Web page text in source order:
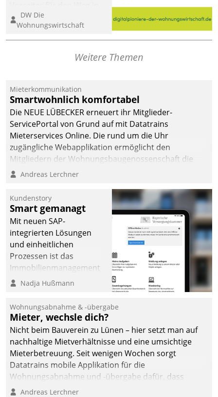
eine digitale Zukunft zu
finden, ist das Ziel des
Awards „Digitalpioniere
Wohnungswirtschaft“.
dafür ein Team
bestehend aus
Wohnungsunternehmen
und PropTech.
DW Die
Wohnungswirtschaft
Weitere Themen
Mieterkommunikation
Smartwohnlich komfortabel
Die NEUE LÜBECKER erneuert ihr Mitglieder-
ServicePortal von Grund auf mit Datatrains
Mieterservices Online. Die rund um die Uhr
zugängliche Webapplikation ermöglicht den
Mitgliedern der Wohnungs­bau­genossenschaft die
Kontaktaufnahme per Smartphone, Tablet oder PC.
Andreas Lerchner
Kundenstory
Smart gemanagt
Mit neuen SAP-
integrierten Lösungen
und einheitlichen
Prozessen ist das
Immobilienmanagement
der Bayerischen
Ressort Kapitalanlage für
künftige Aufgaben und
Herausforderungen
gerüstet.
Nadja Hußmann
Wohnungsabnahme & -übergabe
Mieter, wechsle dich?
Nicht beim Bauverein zu Lünen – hier setzt man auf
nachhaltige Mietverhältnisse und eine umsichtige
Mieterbetreuung. Seit wenigen Wochen sorgt
Datatrains mobile Applikation für die
Wohnungsabnahme und -übergabe dafür, dass
Mieter wohlgeordnet kommen und, so es sein muss,
Andreas Lerchner